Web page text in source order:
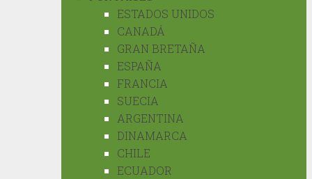
ESTADOS UNIDOS
CANADÁ
GRAN BRETAÑA
ESPAÑA
FRANCIA
SUECIA
ARGENTINA
DINAMARCA
CHILE
ECUADOR